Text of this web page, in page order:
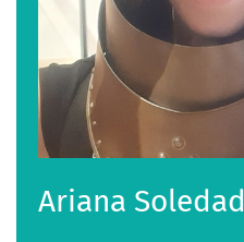
Ariana Soledad